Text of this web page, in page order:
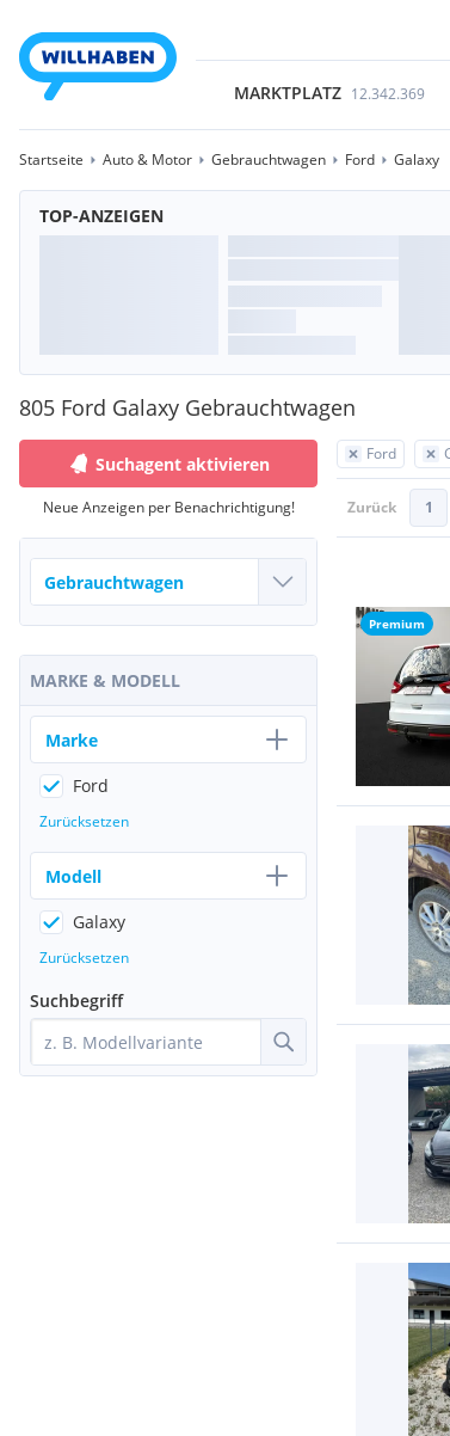
MARKTPLATZ 12.342.369
Startseite Auto & Motor Gebrauchtwagen Ford Galaxy
TOP-ANZEIGEN
805 Ford Galaxy Gebrauchtwagen
Ford
Zurück 1
Premium
Suchagent aktivieren
Neue Anzeigen per Benachrichtigung!
MARKE & MODELL
Marke
Ford
Zurücksetzen
Modell
Galaxy
Zurücksetzen
Suchbegriff